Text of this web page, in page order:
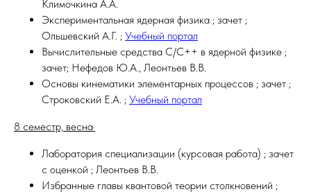
Климочкина А.А.
Экспериментальная ядерная физика ; зачет ;
Ольшевский А.Г. ; Учебный портал
Вычислительные средства C/С++ в ядерной физике ;
зачет; Нефедов Ю.А., Леонтьев В.В.
Основы кинематики элементарных процессов ; зачет ;
Строковский Е.А. ; Учебный портал
8 семестр, весна·
Лаборатория специализации (курсовая работа) ; зачет
с оценкой ; Леонтьев В.В.
Избранные главы квантовой теории столкновений ;